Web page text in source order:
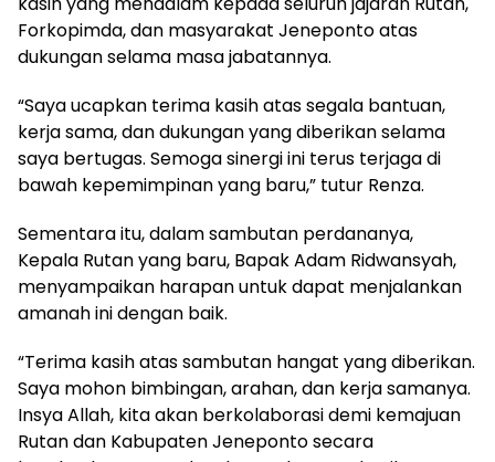
Forkopimda, dan masyarakat Jeneponto atas
dukungan selama masa jabatannya.
“Saya ucapkan terima kasih atas segala bantuan,
kerja sama, dan dukungan yang diberikan selama
saya bertugas. Semoga sinergi ini terus terjaga di
bawah kepemimpinan yang baru,” tutur Renza.
Sementara itu, dalam sambutan perdananya,
Kepala Rutan yang baru, Bapak Adam Ridwansyah,
menyampaikan harapan untuk dapat menjalankan
amanah ini dengan baik.
“Terima kasih atas sambutan hangat yang diberikan.
Saya mohon bimbingan, arahan, dan kerja samanya.
Insya Allah, kita akan berkolaborasi demi kemajuan
Rutan dan Kabupaten Jeneponto secara